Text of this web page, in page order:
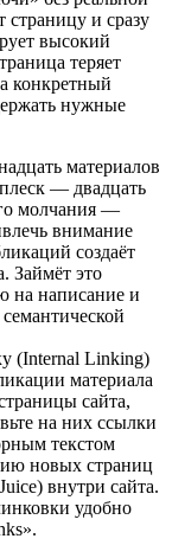
страницу и сразу
высокий
теряет
конкретный
нужные
материалов
— двадцать
молчания —
внимание
создаёт
Займёт это
на написание и
(Internal Linking)
материала
сайта,
на них ссылки
текстом
новых страниц
внутри сайта.
удобно